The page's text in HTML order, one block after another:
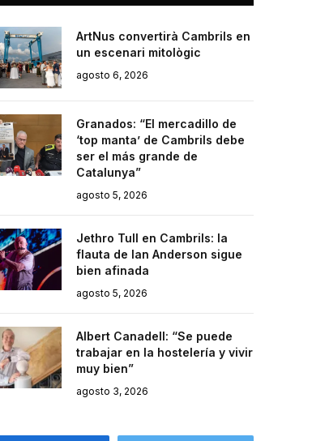
ArtNus convertirà Cambrils en
un escenari mitològic
agosto 6, 2026
Granados: “El mercadillo de
‘top manta’ de Cambrils debe
ser el más grande de
Catalunya”
agosto 5, 2026
Jethro Tull en Cambrils: la
flauta de Ian Anderson sigue
bien afinada
agosto 5, 2026
Albert Canadell: “Se puede
trabajar en la hostelería y vivir
muy bien”
agosto 3, 2026